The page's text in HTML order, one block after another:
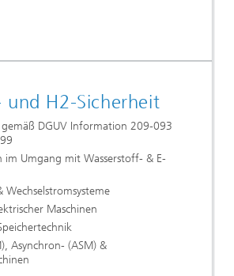
und H2-Sicherheit
DGUV Information 209-093
im Umgang mit Wasserstoff- & E-
Wechselstromsysteme
Maschinen
Asynchron- (ASM) &